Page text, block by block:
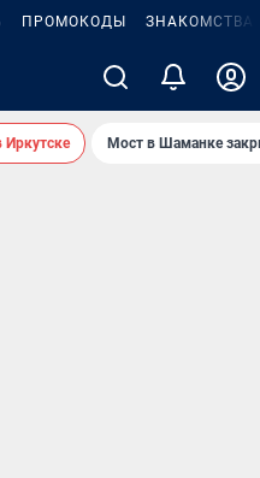
ПРОМОКОДЫ ЗНАКОМСТВА
Иркутске Мост в Шаманке